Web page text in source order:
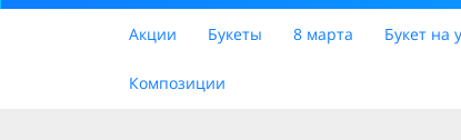
Акции Букеты 8 марта Букет на
Композиции